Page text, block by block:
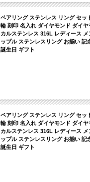
ペアリング ステンレス リング セッ
輪 刻印 名入れ ダイヤモンド ダイ
カルステンレス 316L レディース
ップル ステンレスリング お揃い 記
誕生日 ギフト
ペアリング ステンレス リング セッ
輪 刻印 名入れ ダイヤモンド ダイ
カルステンレス 316L レディース
ップル ステンレスリング お揃い 記
誕生日 ギフト